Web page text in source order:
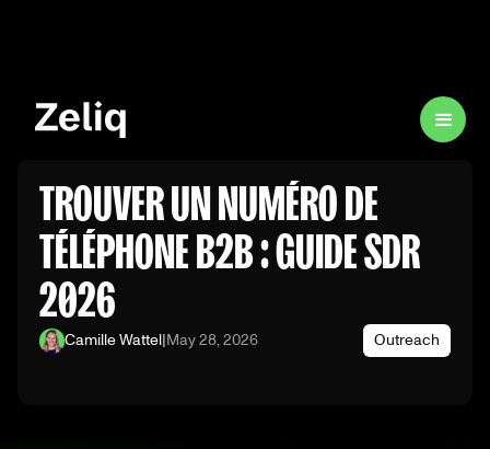
TROUVER UN NUMÉRO DE
TÉLÉPHONE B2B : GUIDE SDR
2026
Camille Wattel|May 28, 2026 Outreach